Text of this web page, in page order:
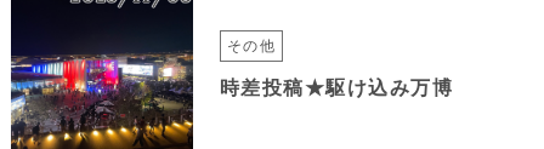
その他
時差投稿★駆け込み万博